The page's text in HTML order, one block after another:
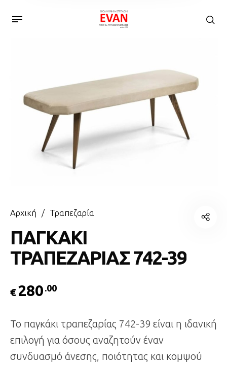
Αρχική / Τραπεζαρία
ΠΑΓΚΑΚΙ
ΤΡΑΠΕΖΑΡΙΑΣ 742-39
€280 .00
Το παγκάκι τραπεζαρίας 742-39 είναι η ιδανική
επιλογή για όσους αναζητούν έναν
συνδυασμό άνεσης, ποιότητας και κομψού